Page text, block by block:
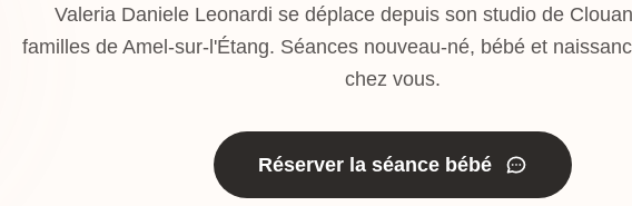
Valeria Daniele Leonardi se déplace depuis son studio de
familles de Amel-sur-l'Étang. Séances nouveau-né, bébé et
chez vous.
Réserver la séance bébé